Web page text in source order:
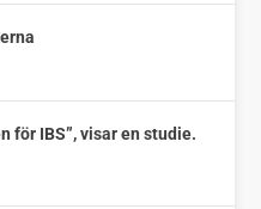
för IBS”, visar en studie.